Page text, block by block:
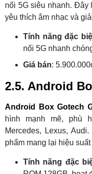
nối 5G siêu nhanh.
yêu thích âm nhạc và
Tính năng đặc
nối 5G nhanh
Giá bán:
2.5. Android
Android Box Gotech
hình mạnh mẽ, phù
Mercedes, Lexus,
phẩm mang lại hiệu
Tính năng đặc